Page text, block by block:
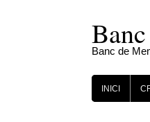
Banc de
INICI